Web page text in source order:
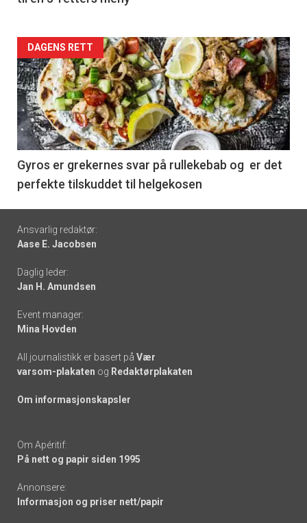
Forsiden
akkurat
nå
-
6
DAGENS RETT
Gyros er grekernes svar på rullekebab og er det
perfekte tilskuddet til helgekosen
Footer
-
links
Ansvarlig redaktør:
Aase E. Jacobsen
Daglig leder:
Jan H. Amundsen
Event manager:
Mina Hovden
All journalistikk er basert på Vær
varsom-plakaten og Redaktørplakaten
Om informasjonskapsler
Om Apéritif:
På nett og papir siden 1995
Annonsere:
Informasjon og priser nett/papir